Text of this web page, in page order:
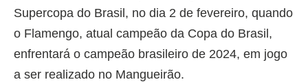
Supercopa do Brasil, no dia 2 de fevereiro, quando
o Flamengo, atual campeão da Copa do Brasil,
enfrentará o campeão brasileiro de 2024, em jogo
a ser realizado no Mangueirão.